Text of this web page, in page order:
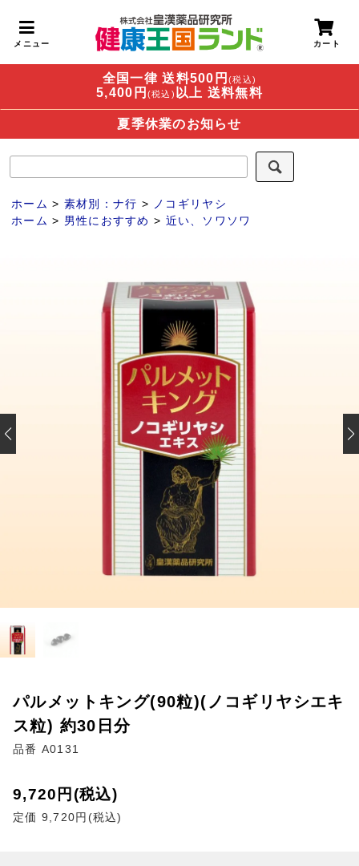
全国一律 送料500円 (税込)
5,400円 (税込) 以上 送料無料
夏季休業のお知らせ
ホーム > 素材別：ナ行 >
ノコギリヤシ
ホーム > 男性におすすめ > 近い、ソワソワ
パルメットキング(90粒)(ノコギリヤシエキ
ス粒) 約30日分
品番 A0131
9,720円(税込)
定価 9,720円(税込)